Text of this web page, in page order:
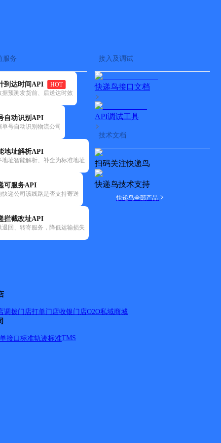
服务
到达时间API
HOT
据预测发货前、后送达时效
自动识别API
单号自动识别物流公司
地址解析API
地址智能解析、补全为标准地址
可服务API
快递公司该线路是否支持寄送
拦截改址API
退回、转寄服务，降低运输损失
接入及调试
快递鸟接口文档
API调试工具
技术文档
扫码关注快递鸟
快递鸟技术支持
快递鸟全部产品
调拨门店打单门店收银门店O2O私域商城
接口标准轨迹标准TMS
（文明北路单号，塔山东路，世纪联华，鲍井新村，
15256523566（府东新村，越城北路/中路，军二中路，中
（二环东路，朱墩菜市场，万家四季城，新一中，城